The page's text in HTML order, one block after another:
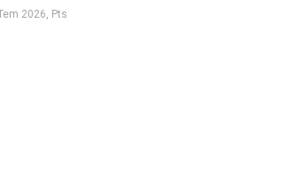
2026, Pts